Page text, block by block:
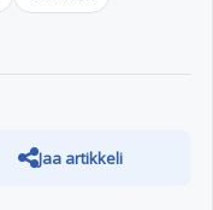
Jaa artikkeli